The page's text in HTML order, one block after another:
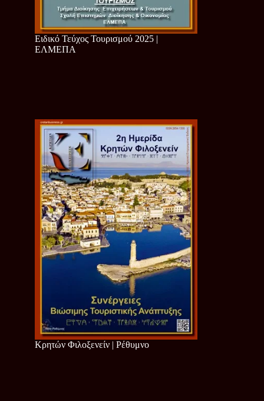
Ειδικό Τεύχος Τουρισμού 2025 |
ΕΛΜΕΠΑ
Κρητών Φιλοξενείν | Ρέθυμνο